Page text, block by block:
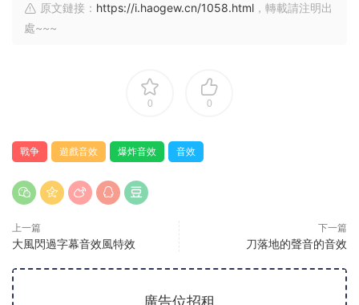
原文鏈接： https://i.haogew.cn/1058.html ，轉載請注明出
處~~~
0 0
戰争 遊戲音效 爆炸音效 音效
上一篇
大風閃過字幕音效風特效
下一篇
刀落地的聲音的音效
廣告位招租